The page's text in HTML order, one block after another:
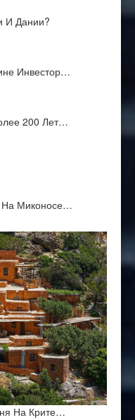
И Дании?
Инвестор…
200 Лет…
На Миконосе…
На Крите…